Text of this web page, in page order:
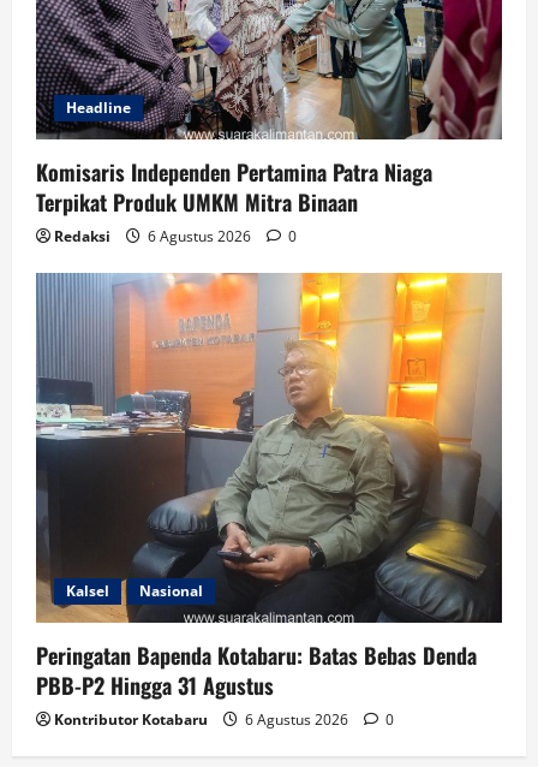
Headline
Komisaris Independen Pertamina Patra Niaga
Terpikat Produk UMKM Mitra Binaan
Redaksi 6 Agustus 2026 0
Kalsel Nasional
Peringatan Bapenda Kotabaru: Batas Bebas Denda
PBB-P2 Hingga 31 Agustus
Kontributor Kotabaru 6 Agustus 2026 0